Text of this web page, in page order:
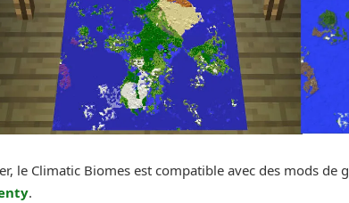
le Climatic Biomes est compatible avec des mods de
.